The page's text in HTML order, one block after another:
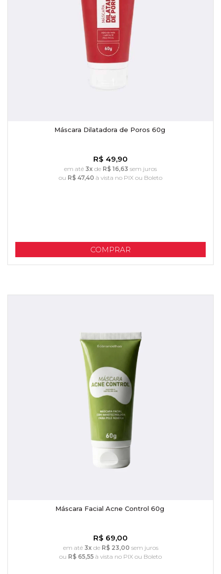
Máscara Dilatadora de Poros 60g
R$ 49,90
em até 3x de R$ 16,63 sem juros
ou R$ 47,40 à vista no PIX ou Boleto
COMPRAR
Máscara Facial Acne Control 60g
R$ 69,00
em até 3xde R$ 23,00 sem juros
ou R$ 65,55 à vista no PIX ou Boleto